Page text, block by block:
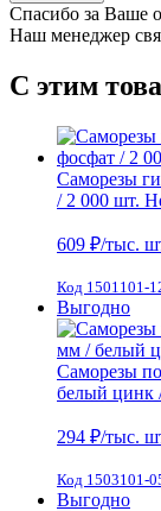
Спасибо за Ваше
Наш менеджер
С этим
Саморезы
/ 2 000 шт.
609 ₽/тыс.
Код 1501101-
Выгодно
Саморезы
белый цинк
294 ₽/тыс.
Код 1503101-
Выгодно